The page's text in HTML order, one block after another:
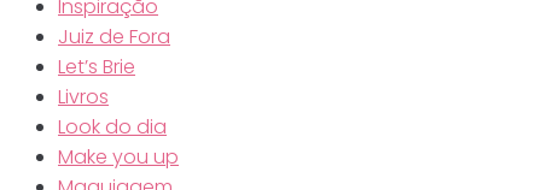
Inspiração
Juiz de Fora
Let’s Brie
Livros
Look do dia
Make you up